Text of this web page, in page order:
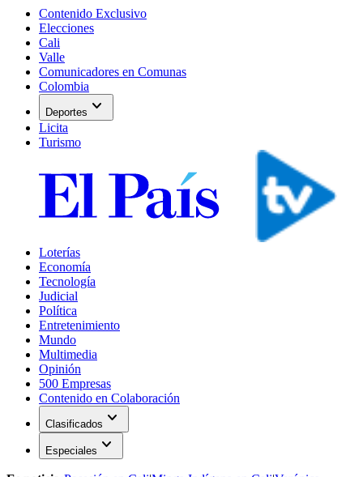
Contenido Exclusivo
Elecciones
Cali
Valle
Comunicadores en Comunas
Colombia
Deportes expand_more
Licita
Turismo
Loterías
Economía
Tecnología
Judicial
Política
Entretenimiento
Mundo
Multimedia
Opinión
500 Empresas
Contenido en Colaboración
Clasificados expand_more
Especiales expand_more